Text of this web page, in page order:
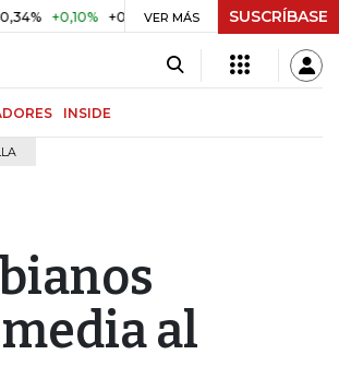
+0,98% UVR $ 416,96 +$ 0,05 +0,01%
VER MÁS SUSCRÍBASE
INSIDE
al